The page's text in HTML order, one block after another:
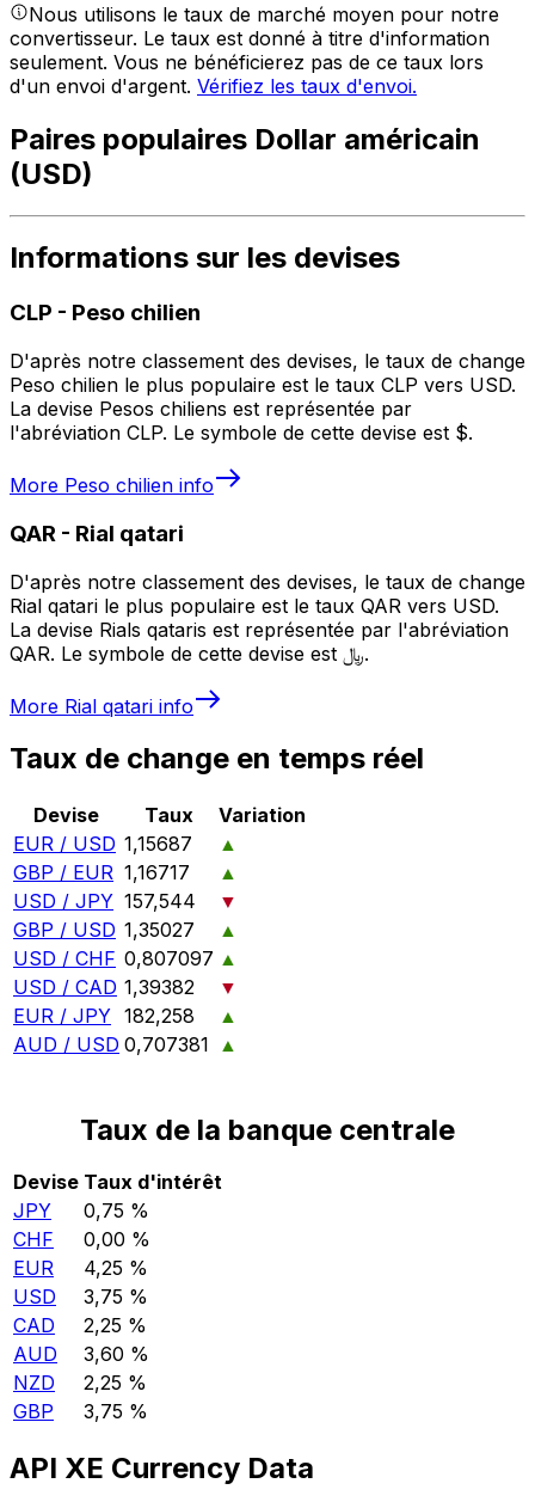
Nous utilisons le taux de marché moyen pour notre
convertisseur. Le taux est donné à titre d'information
seulement. Vous ne bénéficierez pas de ce taux lors
d'un envoi d'argent. Vérifiez les taux d'envoi.
Paires populaires Dollar américain
(USD)
Informations sur les devises
CLP - Peso chilien
D'après notre classement des devises, le taux de change
Peso chilien le plus populaire est le taux CLP vers USD.
La devise Pesos chiliens est représentée par
l'abréviation CLP. Le symbole de cette devise est $.
More Peso chilien info
QAR - Rial qatari
D'après notre classement des devises, le taux de change
Rial qatari le plus populaire est le taux QAR vers USD.
La devise Rials qataris est représentée par l'abréviation
QAR. Le symbole de cette devise est ﷼.
More Rial qatari info
Taux de change en temps réel
Devise Taux
Variation
EUR / USD 1,15687
▲
GBP / EUR 1,16717
▲
USD / JPY 157,544
▼
GBP / USD 1,35027
▲
USD / CHF 0,807097 ▲
USD / CAD 1,39382
▼
EUR / JPY 182,258
▲
AUD / USD 0,707381 ▲
Taux de la banque centrale
Devise Taux d'intérêt
JPY
0,75 %
CHF
0,00 %
EUR
4,25 %
USD
3,75 %
CAD
2,25 %
AUD
3,60 %
NZD
2,25 %
GBP
3,75 %
API XE Currency Data